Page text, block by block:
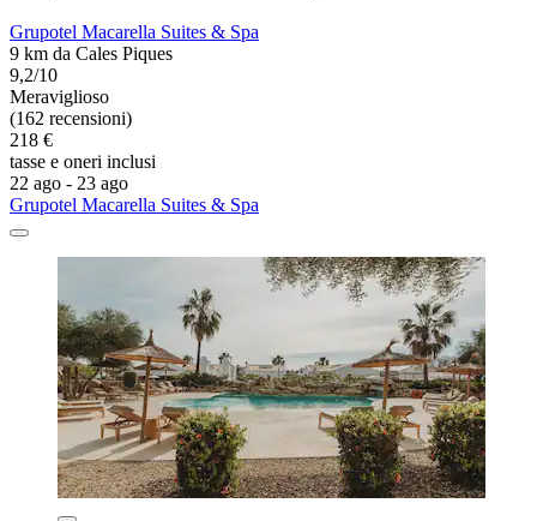
Grupotel Macarella Suites & Spa
9 km da Cales Piques
9,2/10
Meraviglioso
(162 recensioni)
218 €
tasse e oneri inclusi
22 ago - 23 ago
Grupotel Macarella Suites & Spa